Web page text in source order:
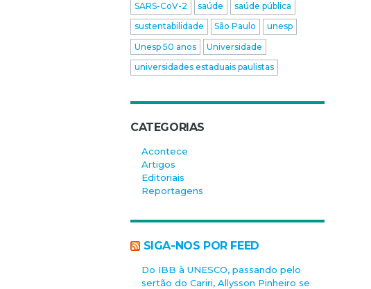
SARS-CoV-2
saúde
saúde pública
sustentabilidade
São Paulo
unesp
Unesp 50 anos
Universidade
universidades estaduais paulistas
CATEGORIAS
Acontece
Artigos
Editoriais
Reportagens
SIGA-NOS POR FEED
Do IBB à UNESCO, passando pelo
sertão do Cariri, Allysson Pinheiro se